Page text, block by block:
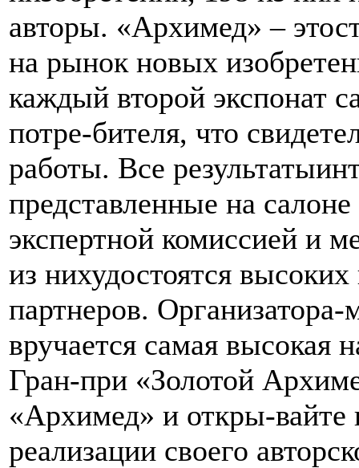
авторы. «Архимед» –
на рынок новых
каждый второй экспонат
потре-бителя, что
работы. Все
представленные на
экспертной комиссией
из нихудостоятся
партнеров.
вручается самая высокая
Гран-при «Золотой
«Архимед» и откры-
реализации своего